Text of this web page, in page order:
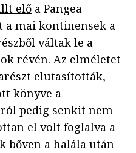
elő a Pangea-
a mai kontinensek a
váltak le a
révén. Az elméletet
elutasították,
könyve a
pedig senkit nem
el volt foglalva a
bőven a halála után